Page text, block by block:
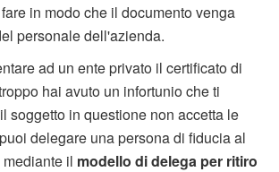
in modo che il documento venga
personale dell'azienda.
ad un ente privato il certificato di
hai avuto un infortunio che ti
soggetto in questione non accetta le
delegare una persona di fiducia al
il modello di delega per ritiro